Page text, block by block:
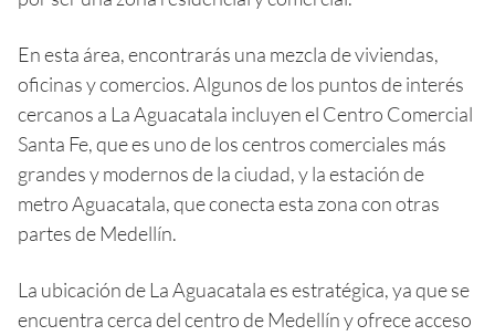
En esta área, encontrarás una mezcla de viviendas,
oficinas y comercios. Algunos de los puntos de interés
cercanos a La Aguacatala incluyen el Centro Comercial
Santa Fe, que es uno de los centros comerciales más
grandes y modernos de la ciudad, y la estación de
metro Aguacatala, que conecta esta zona con otras
partes de Medellín.
La ubicación de La Aguacatala es estratégica, ya que se
encuentra cerca del centro de Medellín y ofrece acceso